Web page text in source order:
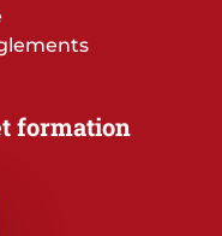
formation